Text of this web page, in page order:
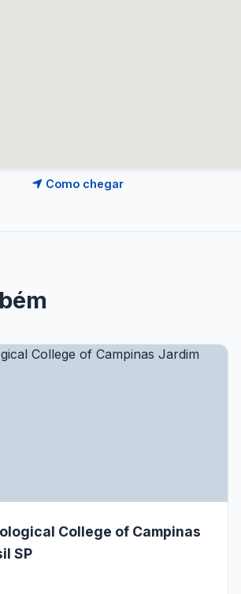
Como chegar
College of Campinas
SP